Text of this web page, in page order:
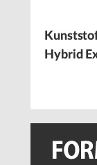
Hybrid